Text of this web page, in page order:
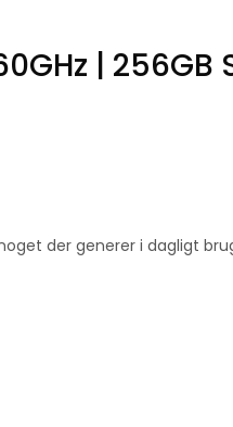
| 256GB
der generer i dagligt